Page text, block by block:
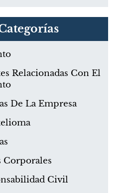
Relacionadas Con El
De La Empresa
Corporales
Civil